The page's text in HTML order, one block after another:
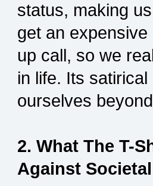
status, making
get an
up call, so we
in life. Its
ourselves
2. What The T-
Against